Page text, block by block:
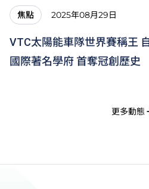
焦點 2025年08月29日
VTC太陽能車隊世界賽稱王
國際著名學府 首奪冠創歷史
更多動態